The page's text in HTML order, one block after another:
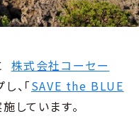
株式会社コーセー
、「SAVE the BLUE
施しています。